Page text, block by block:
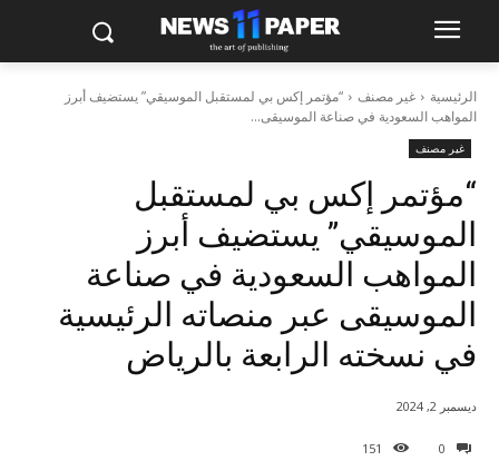
الرئيسية غير مصنف
“مؤتمر إكس بي لمستقبل الموسيقي” يستضيف أبرز
المواهب السعودية في صناعة الموسيقى...
غير مصنف
“مؤتمر إكس بي لمستقبل
الموسيقي” يستضيف أبرز
المواهب السعودية في صناعة
الموسيقى عبر منصاته الرئيسية
في نسخته الرابعة بالرياض
0
151
ديسمبر 2, 2024